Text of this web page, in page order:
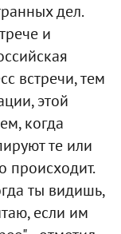
дел.
и
встречи, тем
этой
когда
те или
происходит.
ты видишь,
если им